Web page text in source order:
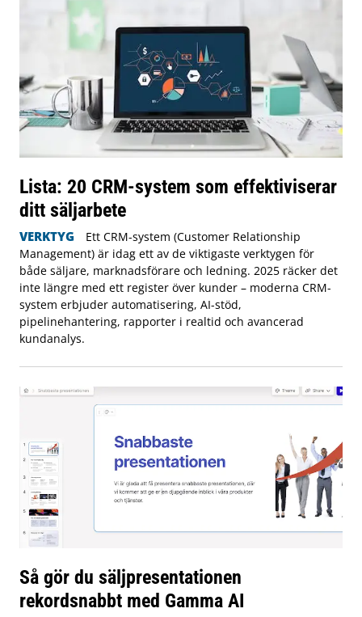
Lista: 20 CRM-system som effektiviserar
ditt säljarbete
VERKTYG
Ett CRM-system (Customer Relationship
Management) är idag ett av de viktigaste verktygen för
både säljare, marknadsförare och ledning. 2025 räcker det
inte längre med ett register över kunder – moderna CRM-
system erbjuder automatisering, AI-stöd,
pipelinehantering, rapporter i realtid och avancerad
kundanalys.
Så gör du säljpresentationen
rekordsnabbt med Gamma AI